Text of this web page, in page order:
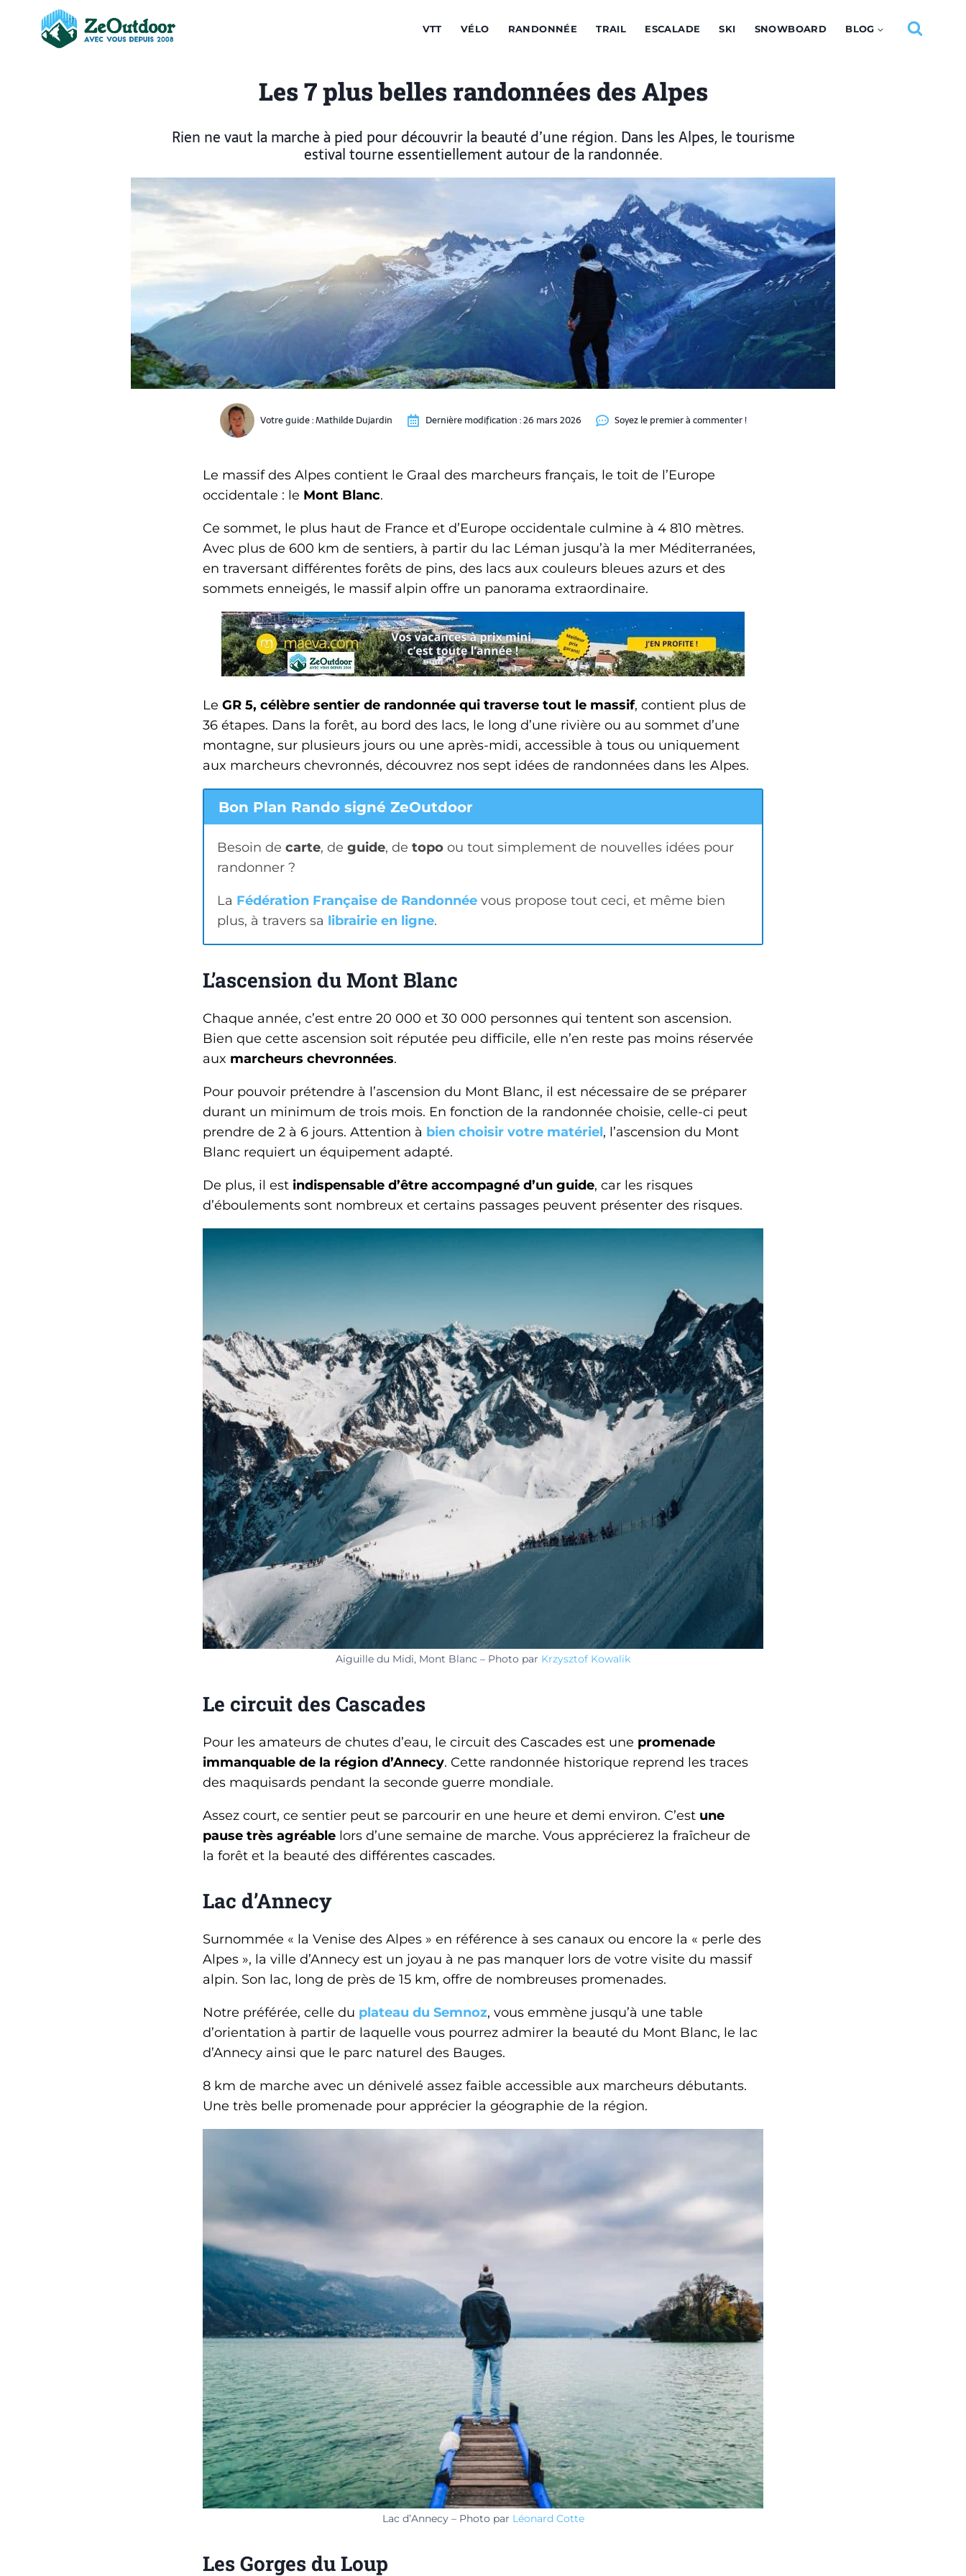
VTT VÉLO RANDONNÉE TRAIL ESCALADE SKI SNOWBOARD BLOG
Les 7 plus belles randonnées des Alpes
Rien ne vaut la marche à pied pour découvrir la beauté d’une région. Dans les Alpes, le tourisme
estival tourne essentiellement autour de la randonnée.
Votre guide :Mathilde Dujardin Dernière modification :26 mars 2026 Soyez le premier à commenter !
Le massif des Alpes contient le Graal des marcheurs français, le toit de l’Europe
occidentale : le Mont Blanc.
Ce sommet, le plus haut de France et d’Europe occidentale culmine à 4 810 mètres.
Avec plus de 600 km de sentiers, à partir du lac Léman jusqu’à la mer Méditerranées,
en traversant différentes forêts de pins, des lacs aux couleurs bleues azurs et des
sommets enneigés, le massif alpin offre un panorama extraordinaire.
Le GR 5, célèbre sentier de randonnée qui traverse tout le massif, contient plus de
36 étapes. Dans la forêt, au bord des lacs, le long d’une rivière ou au sommet d’une
montagne, sur plusieurs jours ou une après-midi, accessible à tous ou uniquement
aux marcheurs chevronnés, découvrez nos sept idées de randonnées dans les Alpes.
Bon Plan Rando signé ZeOutdoor
Besoin de carte, de guide, de topo ou tout simplement de nouvelles idées pour
randonner ?
La Fédération Française de Randonnée vous propose tout ceci, et même bien
plus, à travers sa librairie en ligne.
L’ascension du Mont Blanc
Chaque année, c’est entre 20 000 et 30 000 personnes qui tentent son ascension.
Bien que cette ascension soit réputée peu difficile, elle n’en reste pas moins réservée
aux marcheurs chevronnées.
Pour pouvoir prétendre à l’ascension du Mont Blanc, il est nécessaire de se préparer
durant un minimum de trois mois. En fonction de la randonnée choisie, celle-ci peut
prendre de 2 à 6 jours. Attention à bien choisir votre matériel, l’ascension du Mont
Blanc requiert un équipement adapté.
De plus, il est indispensable d’être accompagné d’un guide, car les risques
d’éboulements sont nombreux et certains passages peuvent présenter des risques.
Aiguille du Midi, Mont Blanc – Photo par Krzysztof Kowalik
Le circuit des Cascades
Pour les amateurs de chutes d’eau, le circuit des Cascades est une promenade
immanquable de la région d’Annecy. Cette randonnée historique reprend les traces
des maquisards pendant la seconde guerre mondiale.
Assez court, ce sentier peut se parcourir en une heure et demi environ. C’est une
pause très agréable lors d’une semaine de marche. Vous apprécierez la fraîcheur de
la forêt et la beauté des différentes cascades.
Lac d’Annecy
Surnommée « la Venise des Alpes » en référence à ses canaux ou encore la « perle des
Alpes », la ville d’Annecy est un joyau à ne pas manquer lors de votre visite du massif
alpin. Son lac, long de près de 15 km, offre de nombreuses promenades.
Notre préférée, celle du plateau du Semnoz, vous emmène jusqu’à une table
d’orientation à partir de laquelle vous pourrez admirer la beauté du Mont Blanc, le lac
d’Annecy ainsi que le parc naturel des Bauges.
8 km de marche avec un dénivelé assez faible accessible aux marcheurs débutants.
Une très belle promenade pour apprécier la géographie de la région.
Lac d’Annecy – Photo par Léonard Cotte
Les Gorges du Loup